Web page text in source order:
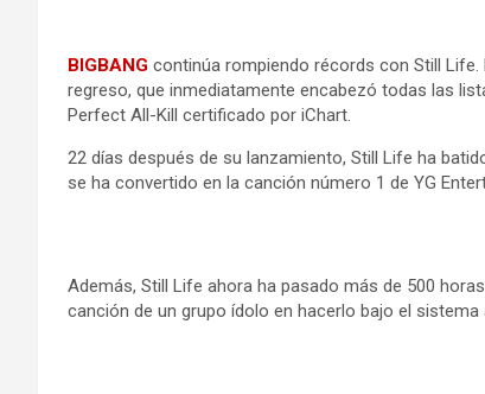
BIGBANG continúa rompiendo récords con Still Life.
regreso, que inmediatamente encabezó todas las
Perfect All-Kill certificado por iChart.
22 días después de su lanzamiento, Still Life ha
se ha convertido en la canción número 1 de YG
Además, Still Life ahora ha pasado más de 500
canción de un grupo ídolo en hacerlo bajo el sistema